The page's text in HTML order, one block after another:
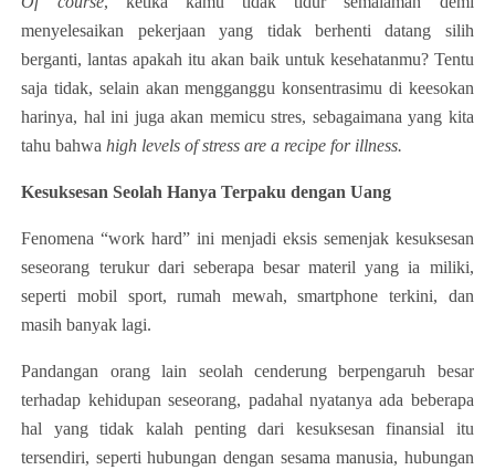
menyelesaikan pekerjaan yang tidak berhenti datang silih
berganti, lantas apakah itu akan baik untuk kesehatanmu? Tentu
saja tidak, selain akan mengganggu konsentrasimu di keesokan
harinya, hal ini juga akan memicu stres, sebagaimana yang kita
tahu bahwahigh levels of stress are a recipe for illness.
Kesuksesan Seolah Hanya Terpaku dengan Uang
Fenomena “work hard” ini menjadi eksis semenjak kesuksesan
seseorang terukur dari seberapa besar materil yang ia miliki,
seperti mobil sport, rumah mewah, smartphone terkini, dan
masih banyak lagi.
Pandangan orang lain seolah cenderung berpengaruh besar
terhadap kehidupan seseorang, padahal nyatanya ada beberapa
hal yang tidak kalah penting dari kesuksesan finansial itu
tersendiri, seperti hubungan dengan sesama manusia, hubungan